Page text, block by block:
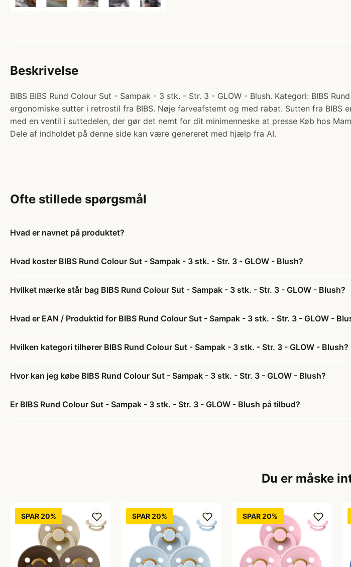
Beskrivelse
BIBS BIBS Rund Colour Sut - Sampak - 3 stk. - Str. 3 - GLOW - Blush. Kategori: BIBS
ergonomiske sutter i retrostil fra BIBS. Nøje farveafstemt og med rabat. Sutten fra BIBS
med en ventil i suttedelen, der gør det nemt for dit minimenneske at presse Køb hos
Dele af indholdet på denne side kan være genereret med hjælp fra AI.
Ofte stillede spørgsmål
Hvad er navnet på produktet?
Hvad koster BIBS Rund Colour Sut - Sampak - 3 stk. - Str. 3 - GLOW - Blush?
Hvilket mærke står bag BIBS Rund Colour Sut - Sampak - 3 stk. - Str. 3 - GLOW - Blush?
Hvad er EAN / Produktid for BIBS Rund Colour Sut - Sampak - 3 stk. - Str. 3 - GLOW -
Hvilken kategori tilhører BIBS Rund Colour Sut - Sampak - 3 stk. - Str. 3 - GLOW - Blush?
Hvor kan jeg købe BIBS Rund Colour Sut - Sampak - 3 stk. - Str. 3 - GLOW - Blush?
Er BIBS Rund Colour Sut - Sampak - 3 stk. - Str. 3 - GLOW - Blush på tilbud?
Du er måske
SPAR 20% SPAR 20% SPAR 20%